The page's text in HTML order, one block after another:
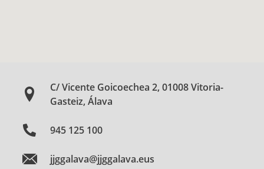
C/ Vicente Goicoechea 2, 01008 Vitoria-
Gasteiz, Álava
945 125 100
jjggalava@jjggalava.eus